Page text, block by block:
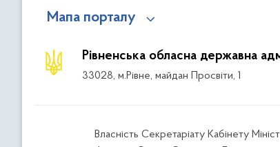
Мапа порталу
Рівненська обласна державна
33028, м.Рівне, майдан Просвіти, 1
Власність Секретаріату Кабінету